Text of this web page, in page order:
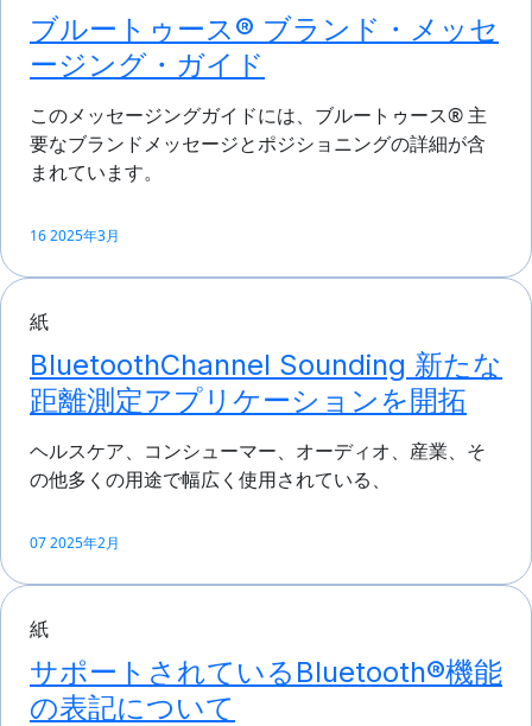
ブルートゥース® ブランド・メッセ
ージング・ガイド
このメッセージングガイドには、ブルートゥース® 主
要なブランドメッセージとポジショニングの詳細が含
まれています。
16 2025年3月
紙
BluetoothChannel Sounding 新たな
距離測定アプリケーションを開拓
ヘルスケア、コンシューマー、オーディオ、産業、そ
の他多くの用途で幅広く使用されている、
07 2025年2月
紙
サポートされているBluetooth®機能
の表記について